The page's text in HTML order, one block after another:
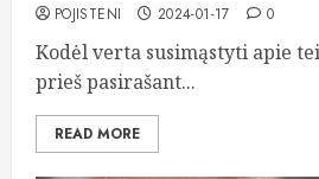
POJISTENI 2024-01-17 0
Kodėl verta susimąstyti apie
prieš pasirašant...
READ MORE